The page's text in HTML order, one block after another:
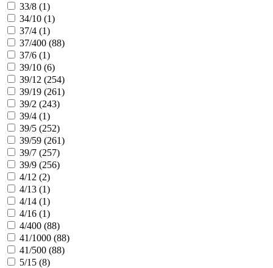
33/8 (1)
34/10 (1)
37/4 (1)
37/400 (88)
37/6 (1)
39/10 (6)
39/12 (254)
39/19 (261)
39/2 (243)
39/4 (1)
39/5 (252)
39/59 (261)
39/7 (257)
39/9 (256)
4/12 (2)
4/13 (1)
4/14 (1)
4/16 (1)
4/400 (88)
41/1000 (88)
41/500 (88)
5/15 (8)